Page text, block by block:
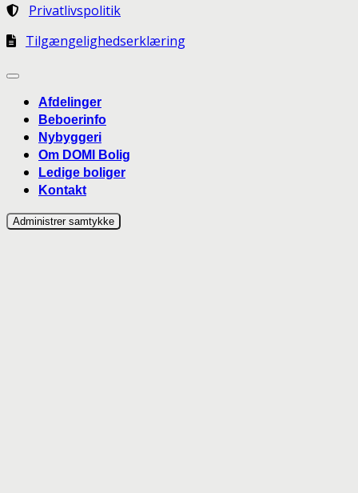
Privatlivspolitik
Tilgængelighedserklæring
Afdelinger
Beboerinfo
Nybyggeri
Om DOMI Bolig
Ledige boliger
Kontakt
Administrer samtykke